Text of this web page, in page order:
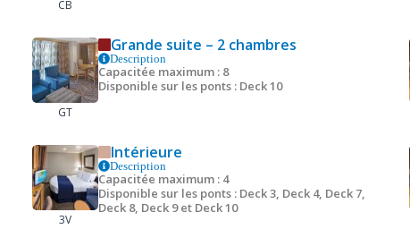
CB
GT
Grande suite – 2 chambres
Description
Capacitée maximum : 8
Disponible sur les ponts : Deck 10
3V
Intérieure
Description
Capacitée maximum : 4
Disponible sur les ponts : Deck 3, Deck 4, Deck 7,
Deck 8, Deck 9 et Deck 10